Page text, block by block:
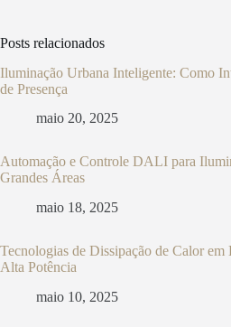
Posts relacionados
Iluminação Urbana Inteligente: Como
de Presença
maio 20, 2025
Automação e Controle DALI para
Grandes Áreas
maio 18, 2025
Tecnologias de Dissipação de Calor
Alta Potência
maio 10, 2025